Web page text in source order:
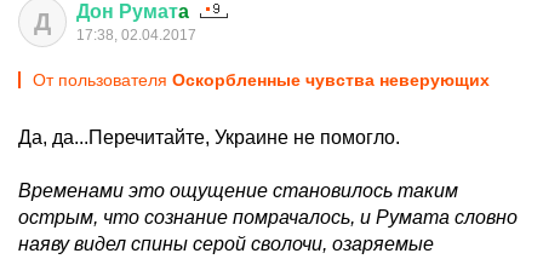
Д Дон Руматa
17:38, 02.04.2017
От пользователя Оскорбленные чувства неверующих
Да, да...Перечитайте, Украине не помогло.
Временами это ощущение становилось таким
острым, что сознание помрачалось, и Румата словно
наяву видел спины серой сволочи, озаряемые